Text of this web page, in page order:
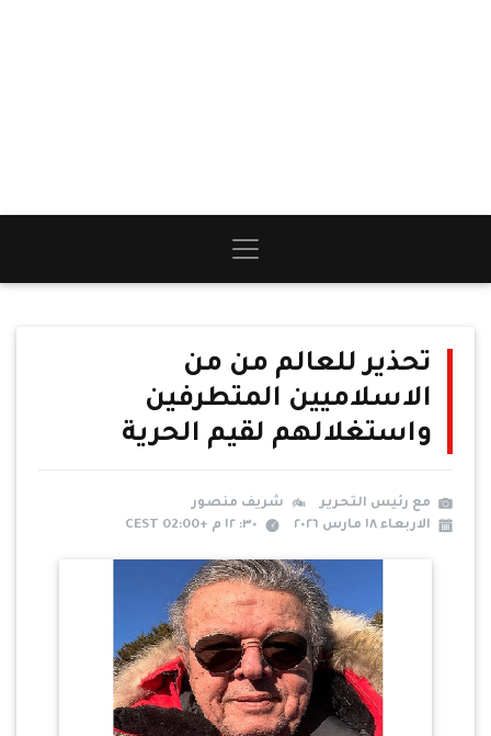
تحذير للعالم من من
الاسلاميين المتطرفين
واستغلالهم لقيم الحرية
مع رئيس التحرير
شريف منصور
الاربعاء ١٨ مارس ٢٠٢٦
٣٠: ١٢ م +02:00 CEST